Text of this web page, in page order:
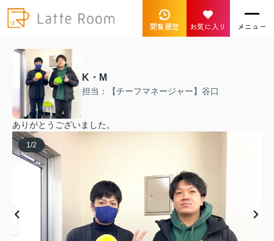
閲覧履歴 お気に入り メニュー
K・M
担当：【チーフマネージャー】谷口
ありがとうございました。
1 /2